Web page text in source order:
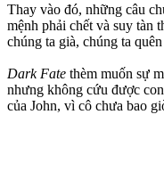
Thay vào đó, những câu
mệnh phải chết và suy tàn
chúng ta già, chúng ta
Dark Fate thèm muốn sự
nhưng không cứu được
của John, vì cô chưa bao